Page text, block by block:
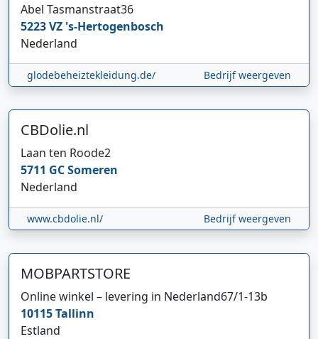
Abel Tasmanstraat36
5223 VZ 's-Hertogenbosch
Nederland
glodebeheiztekleidung.de/ Bedrijf weergeven
CBDolie.nl
Laan ten Roode2
5711 GCSomeren
Nederland
www.cbdolie.nl/ Bedrijf weergeven
MOBPARTSTORE
Online winkel – levering in Nederland67/1-13b
10115Tallinn
Estland